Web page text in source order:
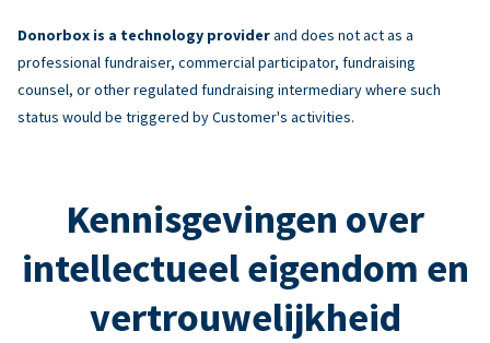
Donorbox is a technology providerand does not act as a
professional fundraiser, commercial participator, fundraising
counsel, or other regulated fundraising intermediary where such
status would be triggered by Customer's activities.
Kennisgevingen over
intellectueel eigendom en
vertrouwelijkheid